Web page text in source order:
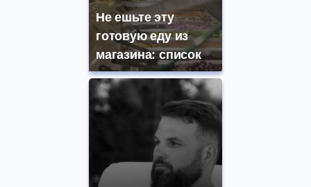
Не ешьте эту
готовую еду из
магазина: список